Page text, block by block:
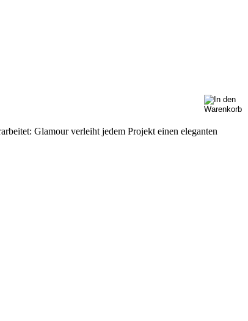
Glamour verleiht jedem Projekt einen eleganten